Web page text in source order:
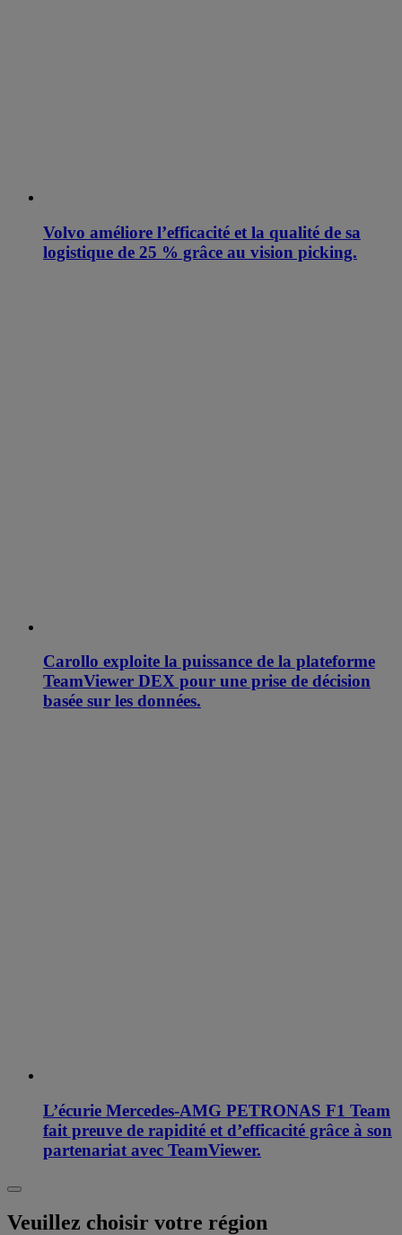
Volvo améliore l’efficacité et la qualité de sa
logistique de 25 % grâce au vision picking.
Carollo exploite la puissance de la plateforme
TeamViewer DEX pour une prise de décision
basée sur les données.
L’écurie Mercedes-AMG PETRONAS F1 Team
fait preuve de rapidité et d’efficacité grâce à son
partenariat avec TeamViewer.
Veuillez choisir votre région